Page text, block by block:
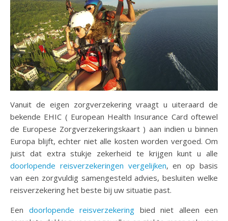
Vanuit de eigen zorgverzekering vraagt u uiteraard de
bekende EHIC ( European Health Insurance Card oftewel
de Europese Zorgverzekeringskaart ) aan indien u binnen
Europa blijft, echter niet alle kosten worden vergoed. Om
juist dat extra stukje zekerheid te krijgen kunt u alle
doorlopende reisverzekeringen vergelijken, en op basis
van een zorgvuldig samengesteld advies, besluiten welke
reisverzekering het beste bij uw situatie past.
Een doorlopende reisverzekering bied niet alleen een